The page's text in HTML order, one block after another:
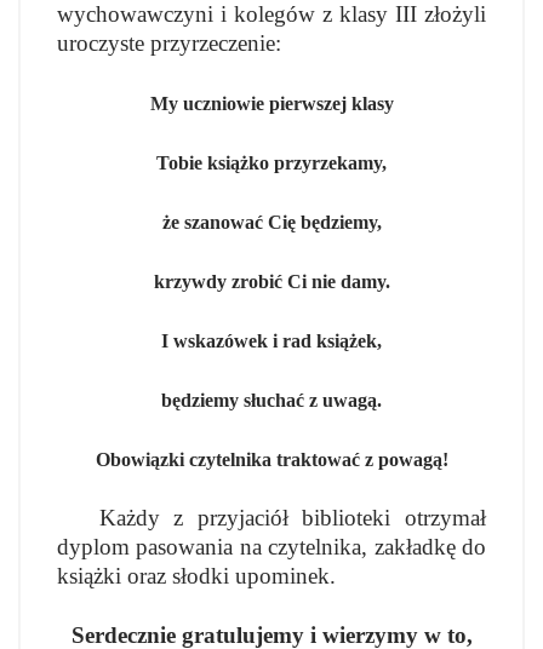
wychowawczyni i kolegów z klasy III złożyli
uroczyste przyrzeczenie:
My uczniowie pierwszej klasy
Tobie książko przyrzekamy,
że szanować Cię będziemy,
krzywdy zrobić Ci nie damy.
I wskazówek i rad książek,
będziemy słuchać z uwagą.
Obowiązki czytelnika traktować z powagą!
Każdy z przyjaciół biblioteki otrzymał
dyplom pasowania na czytelnika, zakładkę do
książki oraz słodki upominek.
Serdecznie gratulujemy i wierzymy w to,